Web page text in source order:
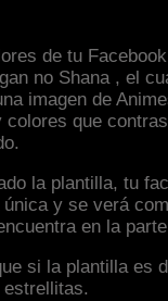
de tu
no Shana , el
imagen de
colores que
la plantilla, tu
única y se verá
en la
si la plantilla es
estrellitas.